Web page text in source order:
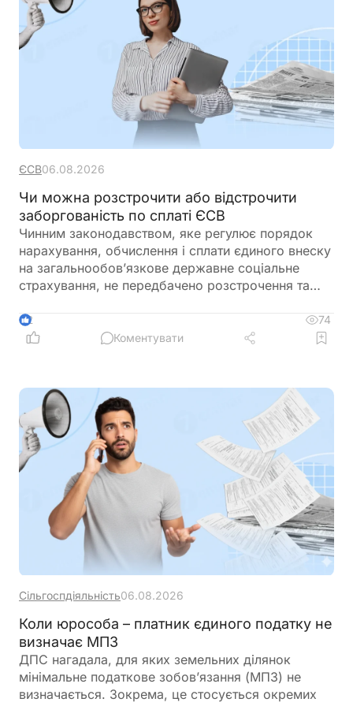
ЄСВ06.08.2026
Чи можна розстрочити або відстрочити
заборгованість по сплаті ЄСВ
Чинним законодавством, яке регулює порядок
нарахування, обчислення і сплати єдиного внеску
на загальнообов’язкове державне соціальне
страхування, не передбачено розстрочення та
внеску
2
74
Коментувати
Сільгоспдіяльність06.08.2026
Коли юрособа – платник єдиного податку не
визначає МПЗ
ДПС нагадала, для яких земельних ділянок
мінімальне податкове зобов’язання (МПЗ) не
визначається. Зокрема, це стосується окремих